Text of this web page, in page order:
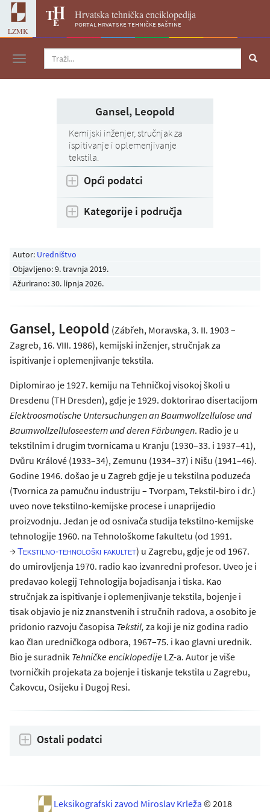
LZMK
Hrvatska tehnička enciklopedija
portal hrvatske tehničke baštine
Navigacija
Autor: Uredništvo
Objavljeno:9. travnja 2019.
Ažurirano: 30. lipnja 2026.
Gansel, Leopold (Zábřeh, Moravska, 3. II. 1903 –
Zagreb, 16. VIII. 1986), kemijski inženjer, stručnjak za
ispitivanje i oplemenjivanje tekstila.
Diplomirao je 1927. kemiju na Tehničkoj visokoj školi u
Dresdenu (TH Dresden), gdje je 1929. doktorirao disertacijom
Elektroosmotische Untersuchungen an Baumwollzellulose und
Baumwollzelluloseestern und deren Färbungen. Radio je u
tekstilnim i drugim tvornicama u Kranju (1930–33. i 1937–41),
Dvůru Králové (1933–34), Zemunu (1934–37) i Nišu (1941–46).
Godine 1946. došao je u Zagreb gdje je u tekstilna poduzeća
(Tvornica za pamučnu industriju – Tvorpam, Tekstil-biro i dr.)
uveo nove tekstilno-kemijske procese i unaprijedio
proizvodnju. Jedan je od osnivača studija tekstilno-kemijske
tehnologije 1960. na Tehnološkome fakultetu (od 1991.
→Tekstilno-tehnološki fakultet) u Zagrebu, gdje je od 1967.
do umirovljenja 1970. radio kao izvanredni profesor. Uveo je i
predavao kolegij Tehnologija bojadisanja i tiska. Kao
stručnjak za ispitivanje i oplemenjivanje tekstila, bojenje i
tisak objavio je niz znanstvenih i stručnih radova, a osobito je
pridonio razvoju časopisa Tekstil, za koji je niz godina radio
kao član uredničkoga odbora, 1967–75. i kao glavni urednik.
Bio je suradnik Tehničke enciklopedije LZ-a. Autor je više
tvorničkih projekata za bojenje i tiskanje tekstila u Zagrebu,
Čakovcu, Osijeku i Dugoj Resi.
Ostali podatci
Gansel, Leopold
Kemijski inženjer, stručnjak za
ispitivanje i oplemenjivanje
tekstila.
Opći podatci
Kategorije i područja
Leksikografski zavod Miroslav Krleža © 2018